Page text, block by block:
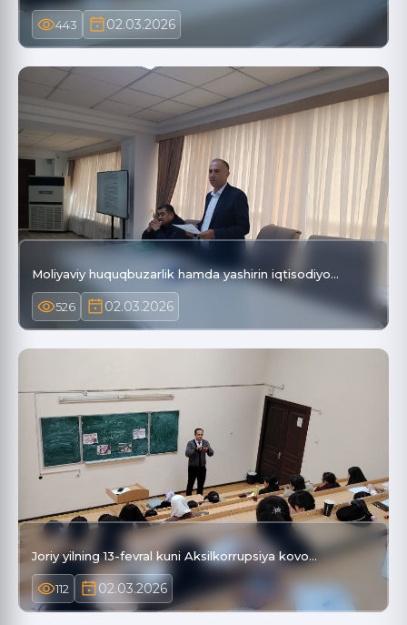
443 02.03.2026
Moliyaviy huquqbuzarlik hamda yashirin iqtisodiyo…
526 02.03.2026
Joriy yilning 13-fevral kuni Aksilkorrupsiya kovo…
112 02.03.2026